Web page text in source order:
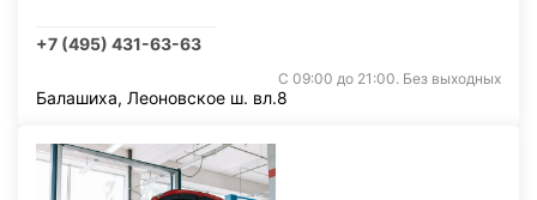
+7 (495) 431-63-63
С 09:00 до 21:00. Без выходных
Балашиха, Леоновское ш. вл.8